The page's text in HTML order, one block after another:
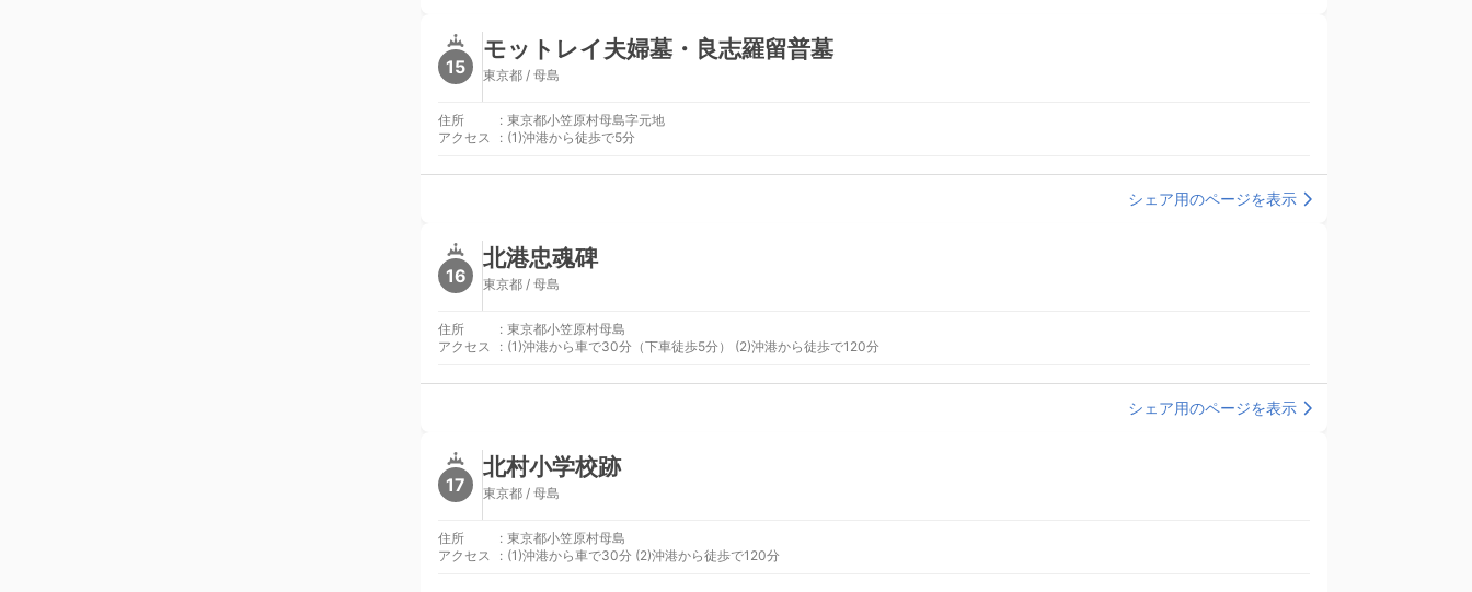
15
モットレイ夫婦墓・良志羅留普墓
東京都 / 母島
住所 : 東京都小笠原村母島字元地
アクセス
: (1)沖港から徒歩で5分
シェア用のページを表示
16
北港忠魂碑
東京都 / 母島
住所 : 東京都小笠原村母島
アクセス
: (1)沖港から車で30分（下車徒歩5分） (2)沖港から徒歩で120分
シェア用のページを表示
17
北村小学校跡
東京都 / 母島
住所 : 東京都小笠原村母島
アクセス
: (1)沖港から車で30分 (2)沖港から徒歩で120分